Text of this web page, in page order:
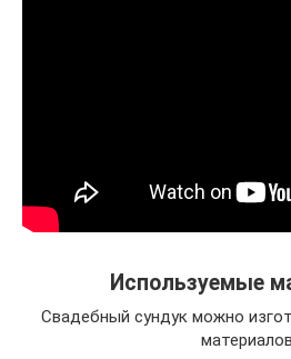
Используемые
Свадебный сундук можно